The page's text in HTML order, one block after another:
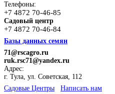
Телефоны:
+7 4872 70-46-85
Садовый центр
+7 4872 70-46-84
Базы данных семян
71@rscagro.ru
ruk.rsc71@yandex.ru
Адрес:
г. Тула, ул. Советская, 112
Cадовые Центры
Написать нам